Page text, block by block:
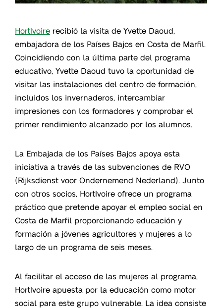
HortIvoire recibió la visita de Yvette Daoud,
embajadora de los Países Bajos en Costa de Marfil.
Coincidiendo con la última parte del programa
educativo, Yvette Daoud tuvo la oportunidad de
visitar las instalaciones del centro de formación,
incluidos los invernaderos, intercambiar
impresiones con los formadores y comprobar el
primer rendimiento alcanzado por los alumnos.
La Embajada de los Países Bajos apoya esta
iniciativa a través de las subvenciones de RVO
(Rijksdienst voor Ondernemend Nederland). Junto
con otros socios, HortIvoire ofrece un programa
práctico que pretende apoyar el empleo social en
Costa de Marfil proporcionando educación y
formación a jóvenes agricultores y mujeres a lo
largo de un programa de seis meses.
Al facilitar el acceso de las mujeres al programa,
HortIvoire apuesta por la educación como motor
social para este grupo vulnerable. La idea consiste